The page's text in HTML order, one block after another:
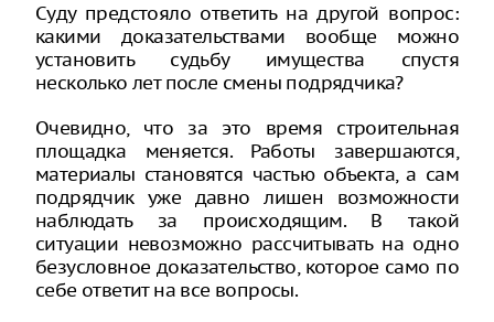
Суду предстояло ответить на другой вопрос:
какими доказательствами вообще можно
установить судьбу имущества спустя
несколько лет после смены подрядчика?
Очевидно, что за это время строительная
площадка меняется. Работы завершаются,
материалы становятся частью объекта, а сам
подрядчик уже давно лишен возможности
наблюдать за происходящим. В такой
ситуации невозможно рассчитывать на одно
безусловное доказательство, которое само по
себе ответит на все вопросы.